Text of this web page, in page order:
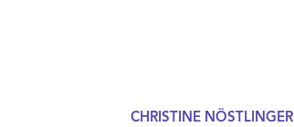
CHRISTINE NÖSTLINGER